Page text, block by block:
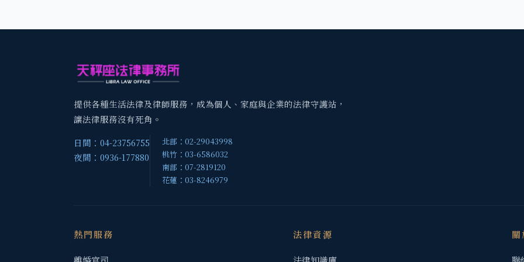
提供各種生活法律及律師服務，成為個人、家庭與企業的法律守護站，
讓法律服務沒有死角。
日間：04-23756755
夜間：0936-177880
北部：02-29043998
桃竹：03-6586032
南部：07-2819120
花蓮：03-8246979
熱門服務 法律資源 關